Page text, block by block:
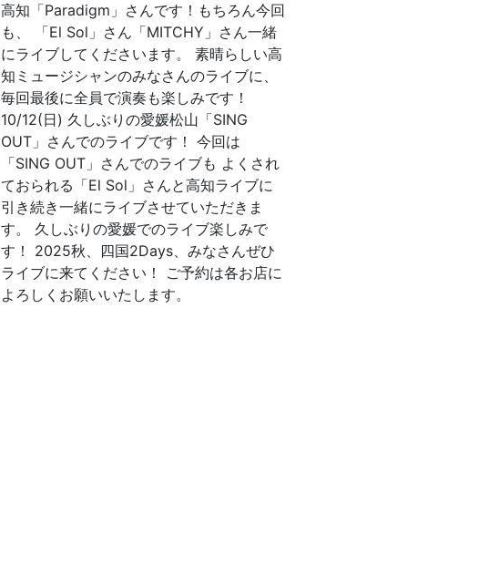
高知「Paradigm」さんです！もちろん今回
も、 「El Sol」さん「MITCHY」さん一緒
にライブしてくださいます。 素晴らしい高
知ミュージシャンのみなさんのライブに、
毎回最後に全員で演奏も楽しみです！
10/12(日) 久しぶりの愛媛松山「SING
OUT」さんでのライブです！ 今回は
「SING OUT」さんでのライブも よくされ
ておられる「El Sol」さんと高知ライブに
引き続き一緒にライブさせていただきま
す。 久しぶりの愛媛でのライブ楽しみで
す！ 2025秋、四国2Days、みなさんぜひ
ライブに来てください！ ご予約は各お店に
よろしくお願いいたします。